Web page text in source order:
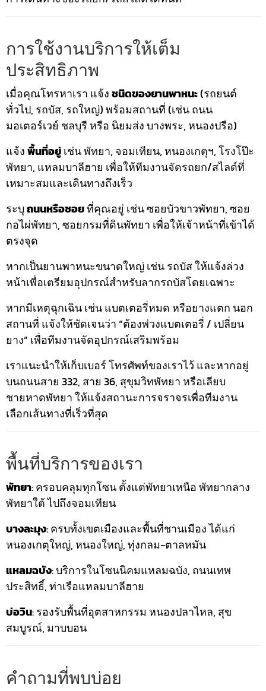
การใช้งานบริการให้เต็ม
ประสิทธิภาพ
เมื่อคุณโทรหาเรา แจ้งชนิดของยานพาหนะ(รถยนต์
ทั่วไป, รถบัส, รถใหญ่) พร้อมสถานที่ (เช่น ถนน
มอเตอร์เวย์ ชลบุรี หรือ นิยมส่ง บางพระ, หนองปรือ)
แจ้งพื้นที่อยู่เช่น พัทยา, จอมเทียน, หนองเกตุฯ, โรงโป๊ะ
พัทยา, แหลมบาลีฮาย เพื่อให้ทีมงานจัดรถยก/สไลด์ที่
เหมาะสมและเดินทางถึงเร็ว
ระบุถนนหรือซอยที่คุณอยู่ เช่น ซอยบัวขาวพัทยา, ซอย
กอไผ่พัทยา, ซอยกรมที่ดินพัทยา เพื่อให้เจ้าหน้าที่เข้าได้
ตรงจุด
หากเป็นยานพาหนะขนาดใหญ่ เช่น รถบัส ให้แจ้งล่วง
หน้าเพื่อเตรียมอุปกรณ์สำหรับลากรถบัสโดยเฉพาะ
หากมีเหตุฉุกเฉิน เช่น แบตเตอรี่หมด หรือยางแตก นอก
สถานที่ แจ้งให้ชัดเจนว่า “ต้องพ่วงแบตเตอรี่ / เปลี่ยน
ยาง” เพื่อทีมงานจัดอุปกรณ์เสริมพร้อม
เราแนะนำให้เก็บเบอร์ โทรศัพท์ของเราไว้ และหากอยู่
บนถนนสาย 332, สาย 36, สุขุมวิทพัทยา หรือเลียบ
ชายหาดพัทยา ให้แจ้งสถานะการจราจรเพื่อทีมงาน
เลือกเส้นทางที่เร็วที่สุด
พื้นที่บริการของเรา
พัทยา: ครอบคลุมทุกโซน ตั้งแต่พัทยาเหนือ พัทยากลาง
พัทยาใต้ ไปถึงจอมเทียน
บางละมุง: ครบทั้งเขตเมืองและพื้นที่ชานเมือง ได้แก่
หนองเกตุใหญ่, หนองใหญ่, ทุ่งกลม-ตาลหมัน
แหลมฉบัง: บริการในโซนนิคมแหลมฉบัง, ถนนเทพ
ประสิทธิ์, ท่าเรือแหลมบาลีฮาย
บ่อวิน: รองรับพื้นที่อุตสาหกรรม หนองปลาไหล, สุข
สมบูรณ์, มาบบอน
คำถามที่พบบ่อย